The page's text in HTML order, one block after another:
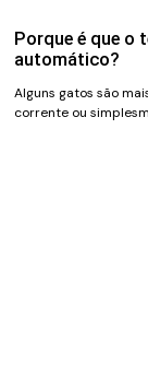
Porque é que o
automático?
Alguns gatos são
corrente ou